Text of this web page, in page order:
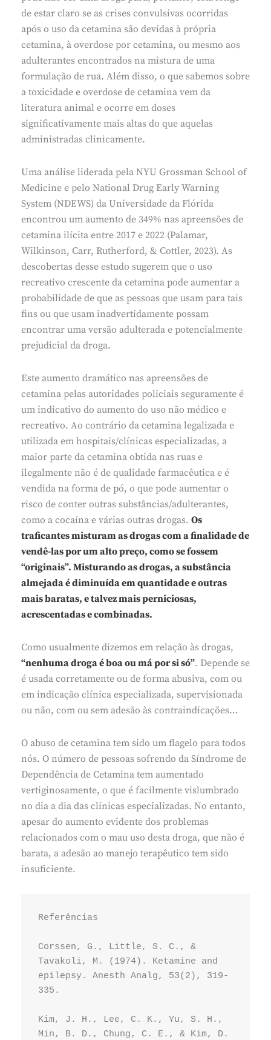
de estar claro se as crises convulsivas ocorridas
após o uso da cetamina são devidas à própria
cetamina, à overdose por cetamina, ou mesmo aos
adulterantes encontrados na mistura de uma
formulação de rua. Além disso, o que sabemos sobre
a toxicidade e overdose de cetamina vem da
literatura animal e ocorre em doses
significativamente mais altas do que aquelas
administradas clinicamente.
Uma análise liderada pela NYU Grossman School of
Medicine e pelo National Drug Early Warning
System (NDEWS) da Universidade da Flórida
encontrou um aumento de 349% nas apreensões de
cetamina ilícita entre 2017 e 2022 (Palamar,
Wilkinson, Carr, Rutherford, & Cottler, 2023). As
descobertas desse estudo sugerem que o uso
recreativo crescente da cetamina pode aumentar a
probabilidade de que as pessoas que usam para tais
fins ou que usam inadvertidamente possam
encontrar uma versão adulterada e potencialmente
prejudicial da droga.
Este aumento dramático nas apreensões de
cetamina pelas autoridades policiais seguramente é
um indicativo do aumento do uso não médico e
recreativo. Ao contrário da cetamina legalizada e
utilizada em hospitais/clínicas especializadas, a
maior parte da cetamina obtida nas ruas e
ilegalmente não é de qualidade farmacêutica e é
vendida na forma de pó, o que pode aumentar o
risco de conter outras substâncias/adulterantes,
como a cocaína e várias outras drogas. Os
traficantes misturam as drogas com a finalidade de
vendê-las por um alto preço, como se fossem
“originais”. Misturando as drogas, a substância
almejada é diminuída em quantidade e outras
mais baratas, e talvez mais perniciosas,
acrescentadas e combinadas.
Como usualmente dizemos em relação às drogas,
“nenhuma droga é boa ou má por si só”. Depende se
é usada corretamente ou de forma abusiva, com ou
em indicação clínica especializada, supervisionada
ou não, com ou sem adesão às contraindicações…
O abuso de cetamina tem sido um flagelo para todos
nós. O número de pessoas sofrendo da Síndrome de
Dependência de Cetamina tem aumentado
vertiginosamente, o que é facilmente vislumbrado
no dia a dia das clínicas especializadas. No entanto,
apesar do aumento evidente dos problemas
relacionados com o mau uso desta droga, que não é
barata, a adesão ao manejo terapêutico tem sido
insuficiente.
Referências
Corssen, G., Little, S. C., &
Tavakoli, M. (1974). Ketamine and
epilepsy. Anesth Analg, 53(2), 319-
335.
Kim, J. H., Lee, C. K., Yu, S. H.,
Min, B. D., Chung, C. E., & Kim, D.